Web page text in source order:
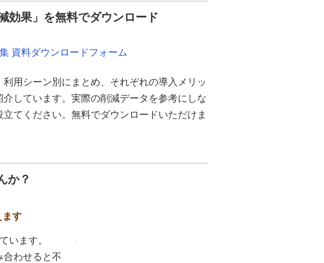
効果」を無料でダウンロード
資料ダウンロードフォーム
用シーン別にまとめ、それぞれの導入メリッ
しています。実際の削減データを参考にしな
てください。無料でダウンロードいただけま
か？
ます
います。
合わせると不